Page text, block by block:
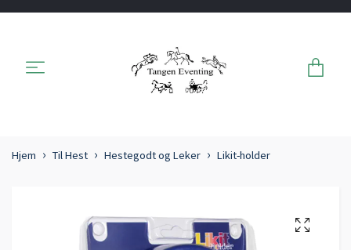
Hjem Til Hest Hestegodt og Leker Likit-holder